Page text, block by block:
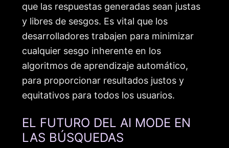
que las respuestas generadas sean justas
y libres de sesgos. Es vital que los
desarrolladores trabajen para minimizar
cualquier sesgo inherente en los
algoritmos de aprendizaje automático,
para proporcionar resultados justos y
equitativos para todos los usuarios.
EL FUTURO DEL AI MODE EN
LAS BÚSQUEDAS